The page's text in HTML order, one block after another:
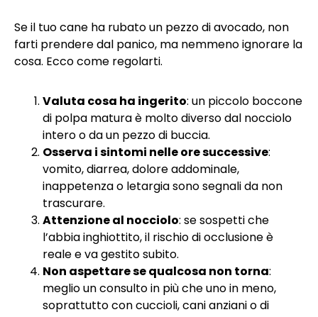
Se il tuo cane ha rubato un pezzo di avocado, non
farti prendere dal panico, ma nemmeno ignorare la
cosa. Ecco come regolarti.
Valuta cosa ha ingerito: un piccolo boccone
di polpa matura è molto diverso dal nocciolo
intero o da un pezzo di buccia.
Osserva i sintomi nelle ore successive:
vomito, diarrea, dolore addominale,
inappetenza o letargia sono segnali da non
trascurare.
Attenzione al nocciolo: se sospetti che
l’abbia inghiottito, il rischio di occlusione è
reale e va gestito subito.
Non aspettare se qualcosa non torna:
meglio un consulto in più che uno in meno,
soprattutto con cuccioli, cani anziani o di